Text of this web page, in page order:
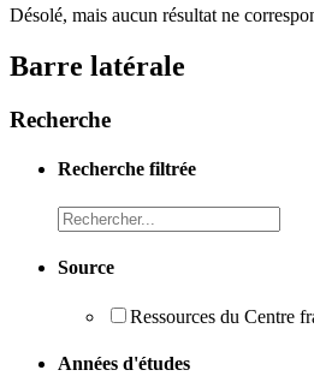
Désolé, mais aucun résultat ne
Barre latérale
Recherche
Recherche filtrée
Recheche
Source
Ressources du Centre
Années d'études